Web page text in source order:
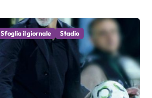
Sfoglia il giornale Stadio